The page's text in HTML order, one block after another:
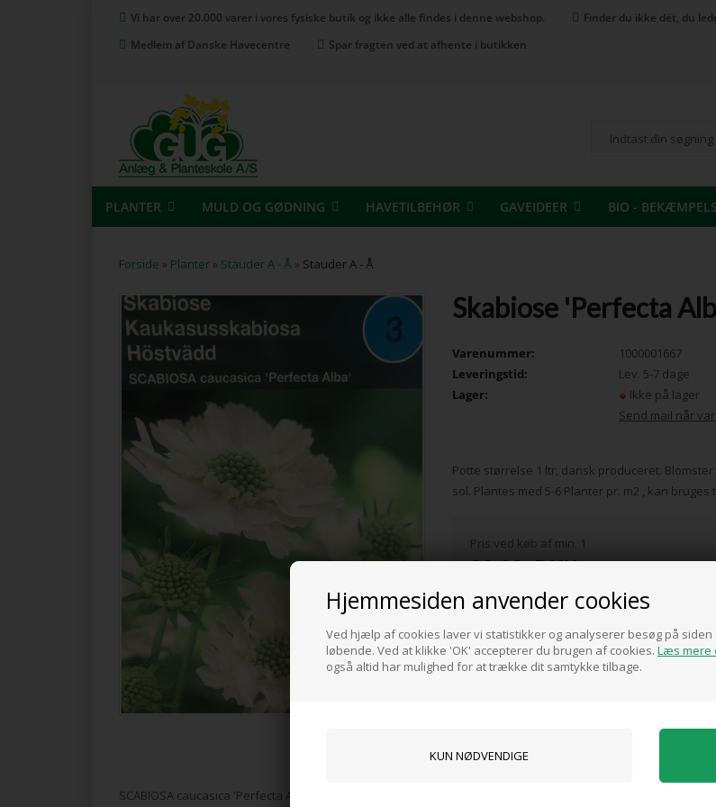
Hjemmesiden anvender cookies
Ved hjælp af cookies laver vi statistikker og analyserer besøg på
løbende. Ved at klikke 'OK' accepterer du brugen af cookies. Læs mere
også altid har mulighed for at trække dit samtykke tilbage.
Vi har over 20.000 varer i vores fysiske butik og ikke alle findes i denne webshop.
Finder du ikke dét, du
Medlem af Danske Havecentre
Spar fragten ved at afhente i butikken
PLANTER MULD OG GØDNING HAVETILBEHØR GAVEIDEER BIO -
Forside » Planter » Stauder A - Å » Stauder A - Å
Skabiose 'Perfecta
Varenummer:
1000001667
Leveringstid:
Lev. 5-7 dage
Lager:
Ikke på lager
Send mail når
Potte størrelse 1 ltr, dansk produceret.
sol. Plantes med 5-6 Planter pr. m2 , kan
Pris ved køb af min. 1
89,00DKK
Produktet er endnu ikke anmeldt.
SCABIOSA caucasica 'Perfecta Alba'